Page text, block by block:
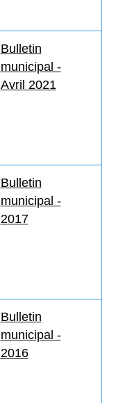
Bulletin
municipal -
Avril 2021
Bulletin
municipal -
2017
Bulletin
municipal -
2016